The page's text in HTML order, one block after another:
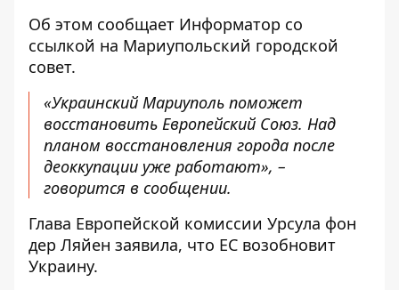
Об этом сообщает Информатор со
ссылкой на Мариупольский городской
совет.
«Украинский Мариуполь поможет
восстановить Европейский Союз. Над
планом восстановления города после
деоккупации уже работают», –
говорится в сообщении.
Глава Европейской комиссии Урсула фон
дер Ляйен заявила, что ЕС возобновит
Украину.